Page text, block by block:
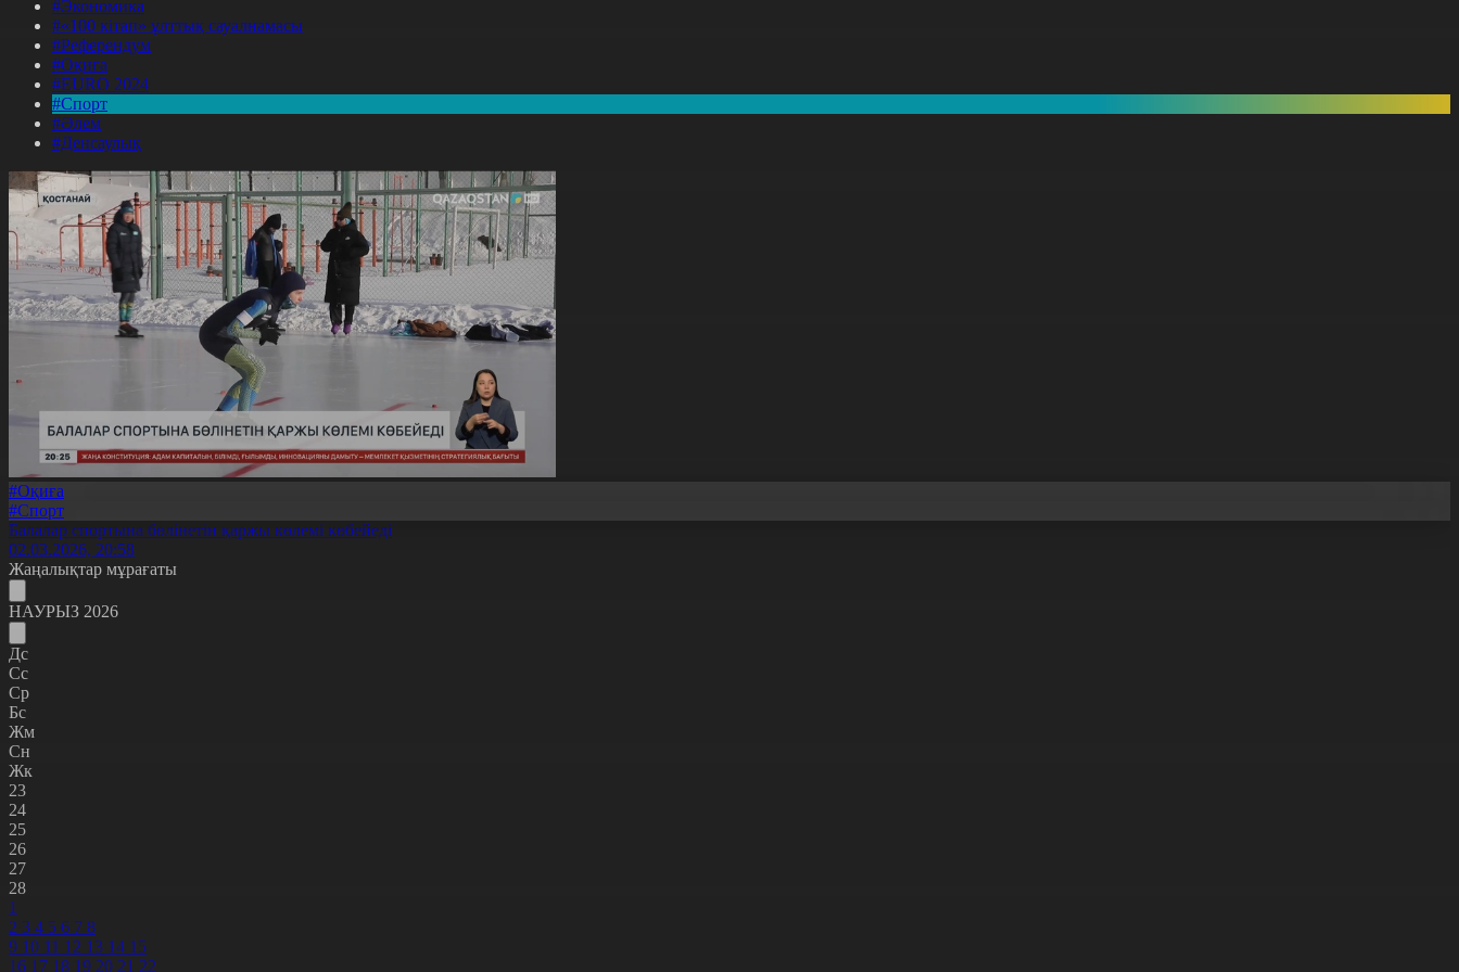
#Экономика
#«100 кітап» ұлттық сауалнамасы
#Референдум
#Оқиға
#EURO 2024
#Спорт
#Әлем
#Денсаулық
#Оқиға
#Спорт
Балалар спортына бөлінетін қаржы көлемі көбейеді
02.03.2026, 20:58
Жаңалықтар мұрағаты
НАУРЫЗ 2026
Дс
Сс
Ср
Бс
Жм
Сн
Жк
23
24
25
26
27
28
1
2 3 4 5 6 7 8
9 10 11 12 13 14 15
16 17 18 19 20 21 22